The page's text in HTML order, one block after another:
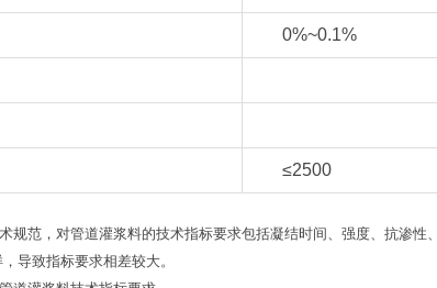
0%~0.1%
≤2500
规范，对管道灌浆料的技术指标要求包括凝结时间、强度、抗渗
导致指标要求相差较大。